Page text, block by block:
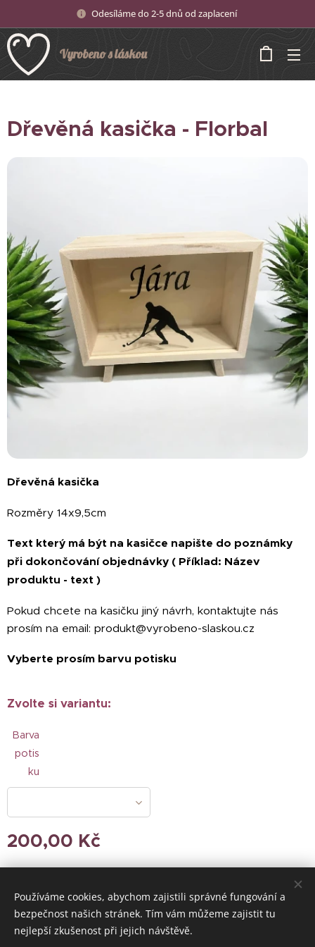
Odesíláme do 2-5 dnů od zaplacení
Vyrobeno s láskou
Dřevěná kasička - Florbal
Dřevěná kasička
Rozměry 14x9,5cm
Text který má být na kasičce napište do poznámky
při dokončování objednávky ( Příklad: Název
produktu - text )
Pokud chcete na kasičku jiný návrh, kontaktujte nás
prosím na email: produkt@vyrobeno-slaskou.cz
Vyberte prosím barvu potisku
Zvolte si variantu:
Barva
potis
ku
200,00 Kč
© 2024 Všechna práva vyhrazena
Vytvořeno službouWebnode
Používáme cookies, abychom zajistili správné fungování a
bezpečnost našich stránek. Tím vám můžeme zajistit tu
nejlepší zkušenost při jejich návštěvě.